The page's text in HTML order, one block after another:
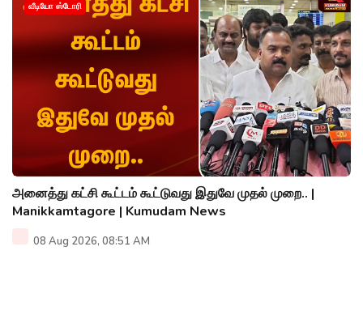
வீடியோ ஸ்டோரி
அனைத்து கட்சி கூட்டம் கூட்டுவது இதுவே முதல் முறை.. |
Manikkamtagore | Kumudam News
08 Aug 2026, 08:51 AM